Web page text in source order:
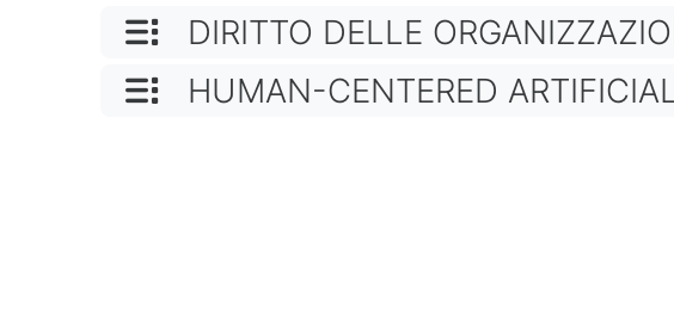
NOME CATEGORIA
DIRITTO DELLE
NOME CATEGORIA
HUMAN-CENTERED